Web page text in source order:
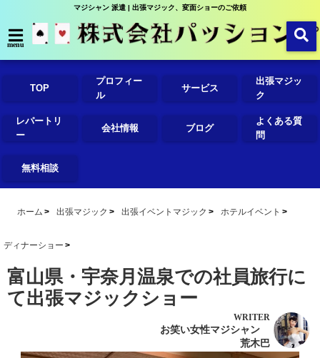
マジシャン 派遣 | 出張マジック、変面ショーのご依頼
menu
TOP
プロフィー
ル
サービス
出張マジッ
ク
レパートリ
ー
会社情報 ブログ
よくある質
問
無料相談
ホーム 出張マジック 出張イベントマジック ホテルイベント
ディナーショー
富山県・宇奈月温泉での社員旅行に
て出張マジックショー
WRITER
お笑い女性マジシャン
荒木巴